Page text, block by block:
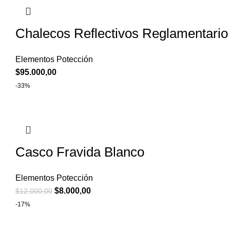
Chalecos Reflectivos
Elementos Potección
$95.000,00
-33%
Casco Fravida Blanco
Elementos Potección
$12.000,00 $8.000,00
-17%